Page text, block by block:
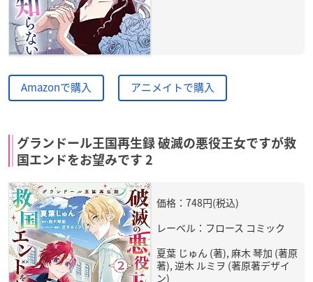
Amazonで購入 アニメイトで購入
グランドール王国再生録 破滅の悪役王女ですが救
国エンドをお望みです 2
価格：748円(税込)
レーベル：フロース コミック
夏葉 じゅん (著), 麻木 琴加 (著原
著), 逆木 ルミヲ (著原著デザイ
ン)